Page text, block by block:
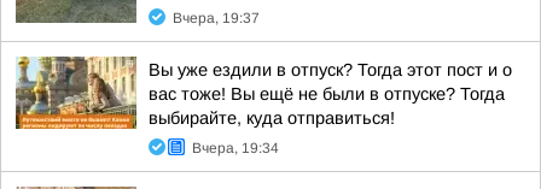
Вчера, 19:37
Вы уже ездили в отпуск? Тогда этот пост и о
вас тоже! Вы ещё не были в отпуске? Тогда
выбирайте, куда отправиться!
Вчера, 19:34